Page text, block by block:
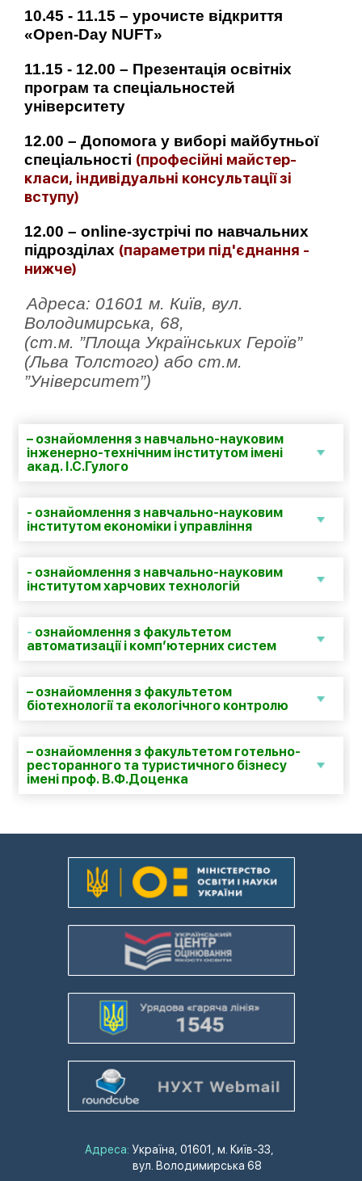
10.45 - 11.15 – урочисте відкриття
«Open-Day NUFT»
11.15 - 12.00 – Презентація освітніх
програм та спеціальностей
університету
12.00 – Допомога у виборі майбутньої
спеціальності (професійні майстер-
класи, індивідуальні консультації зі
вступу)
12.00 – online-зустрічі по навчальних
підрозділах (параметри під'єднання -
нижче)
Адреса: 01601 м. Київ, вул.
Володимирська, 68,
(ст.м. ”Площа Українських Героїв”
(Льва Толстого) або ст.м.
”Університет”)
– ознайомлення з навчально-науковим
інженерно-технічним інститутом імені
акад. І.С.Гулого
- ознайомлення з навчально-науковим
інститутом економіки і управління
- ознайомлення з навчально-науковим
інститутом харчових технологій
- ознайомлення з факультетом
автоматизації і комп’ютерних систем
– ознайомлення з факультетом
біотехнології та екологічного контролю
– ознайомлення з факультетом готельно-
ресторанного та туристичного бізнесу
імені проф. В.Ф.Доценка
Адреса: Україна, 01601, м. Київ-33,
вул. Володимирська 68